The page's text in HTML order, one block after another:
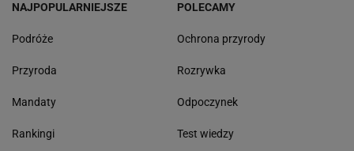
NAJPOPULARNIEJSZE
Podróże
Przyroda
Mandaty
Rankingi
POLECAMY
Ochrona przyrody
Rozrywka
Odpoczynek
Test wiedzy